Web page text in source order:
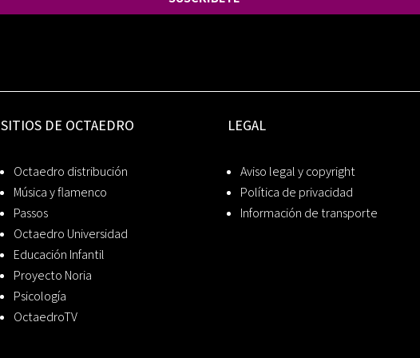
SITIOS DE OCTAEDRO
Octaedro distribución
Música y flamenco
Passos
Octaedro Universidad
Educación Infantil
Proyecto Noria
Psicología
OctaedroTV
LEGAL
Aviso legal y copyright
Política de privacidad
Información de transporte